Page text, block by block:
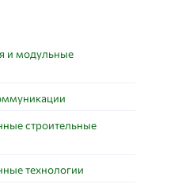
и модульные
строительные
технологии